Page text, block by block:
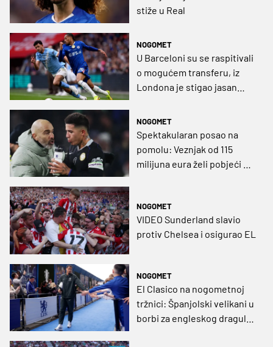
stiže u Real
NOGOMET
U Barceloni su se raspitivali
o mogućem transferu, iz
Londona je stigao jasan
NOGOMET
Spektakularan posao na
pomolu: Veznjak od 115
milijuna eura želi pobjeći na
NOGOMET
VIDEO Sunderland slavio
protiv Chelsea i osigurao EL
NOGOMET
El Clasico na nogometnoj
tržnici: Španjolski velikani u
borbi za engleskog dragulja